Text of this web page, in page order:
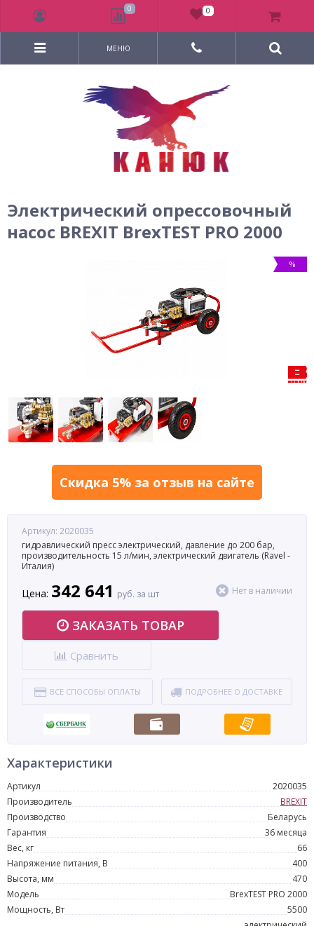
МЕНЮ
Электрический опрессовочный
насос BREXIT BrexTEST PRO 2000
%
Скидка 5% за отзыв на сайте
Артикул: 2020035
гидравлический пресс электрический, давление до 200 бар,
производительность 15 л/мин, электрический двигатель (Ravel -
Италия)
Цена: 342 641 руб. за шт Нет в наличии
ЗАКАЗАТЬ ТОВАР
Сравнить
ВСЕ СПОСОБЫ ОПЛАТЫ ПОДРОБНЕЕ О ДОСТАВКЕ
Характеристики
Артикул
2020035
Производитель
BREXIT
Производство
Беларусь
Гарантия
36 месяца
Вес, кг
66
Напряжение питания, В
400
Высота, мм
470
Модель
BrexTEST PRO 2000
Мощность, Вт
5500
0 0